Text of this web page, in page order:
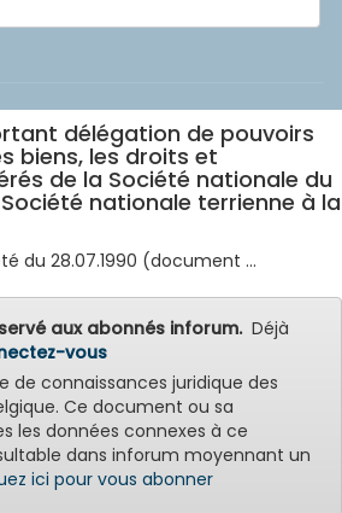
délégation de pouvoirs
biens, les droits et
de la Société nationale du
nationale terrienne à la
du 28.07.1990 (document ...
aux abonnés inforum.Déjà
vous
de connaissances juridique des
Ce document ou sa
les données connexes à ce
dans inforum moyennant un
ici pour vous abonner